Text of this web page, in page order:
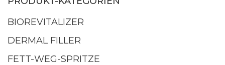
BIOREVITALIZER
DERMAL FILLER
FETT-WEG-SPRITZE